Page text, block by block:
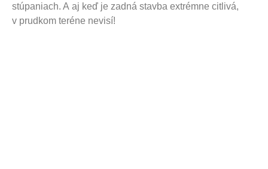
stúpaniach. A aj keď je zadná stavba extrémne citlivá,
v prudkom teréne nevisí!